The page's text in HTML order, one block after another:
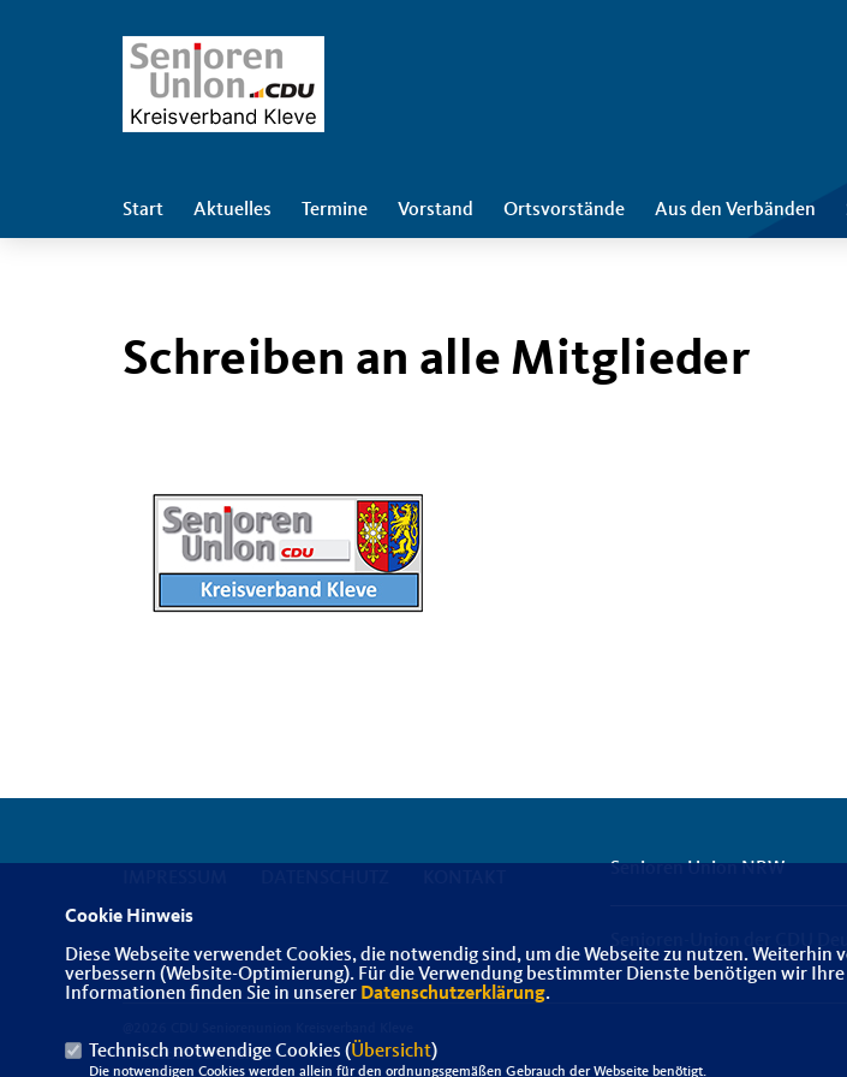
Start Aktuelles Termine Vorstand Ortsvorstände Aus den Verbänden
Schreiben an alle Mitglieder
Senioren Union NRW
Alle Rechte vorbehalten.
Cookie Hinweis
Diese Webseite verwendet Cookies, die notwendig sind, um die Webseite zu nutzen.
verbessern (Website-Optimierung). Für die Verwendung bestimmter Dienste benötigen wir
Informationen finden Sie in unserer Datenschutzerklärung.
Technisch notwendige Cookies (Übersicht)
Die notwendigen Cookies werden allein für den ordnungsgemäßen Gebrauch der Webseite benötigt.